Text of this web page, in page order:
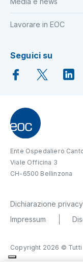
Lavorare in EOC
Seguici su
Ente Ospedaliero
Viale Officina 3
CH-6500 Bellinzona
Dichiarazione privacy
Impressum
Copyright 2026 ©